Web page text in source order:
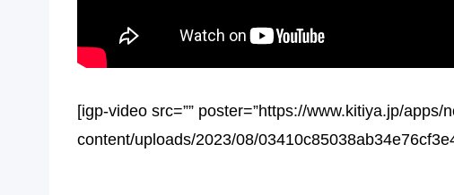
[igp-video src=”” poster=”https://www.kitiya.jp/apps/
content/uploads/2023/08/